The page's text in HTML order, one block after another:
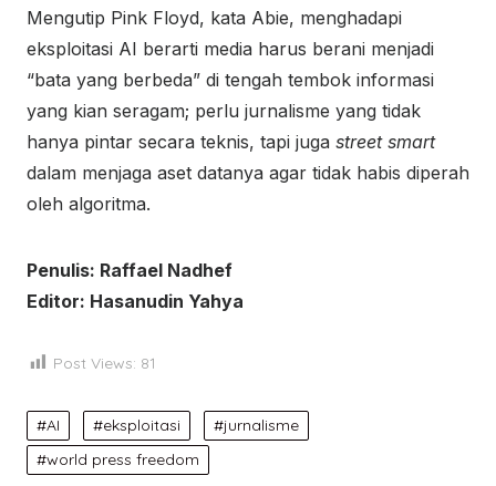
Mengutip Pink Floyd, kata Abie, menghadapi
eksploitasi AI berarti media harus berani menjadi
“bata yang berbeda” di tengah tembok informasi
yang kian seragam; perlu jurnalisme yang tidak
hanya pintar secara teknis, tapi juga street smart
dalam menjaga aset datanya agar tidak habis diperah
oleh algoritma.
Penulis: Raffael Nadhef
Editor: Hasanudin Yahya
Post Views: 81
AI eksploitasi
jurnalisme
world press freedom